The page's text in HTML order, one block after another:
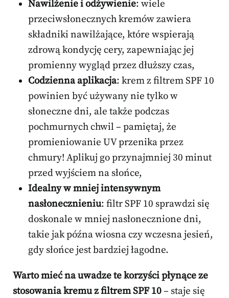
Nawilżenie i odżywienie: wiele
przeciwsłonecznych kremów zawiera
składniki nawilżające, które wspierają
zdrową kondycję cery, zapewniając jej
promienny wygląd przez dłuższy czas,
Codzienna aplikacja: krem z filtrem SPF 10
powinien być używany nie tylko w
słoneczne dni, ale także podczas
pochmurnych chwil – pamiętaj, że
promieniowanie UV przenika przez
chmury! Aplikuj go przynajmniej 30 minut
przed wyjściem na słońce,
Idealny w mniej intensywnym
nasłonecznieniu: filtr SPF 10 sprawdzi się
doskonale w mniej nasłonecznione dni,
takie jak późna wiosna czy wczesna jesień,
gdy słońce jest bardziej łagodne.
Warto mieć na uwadze te korzyści płynące ze
stosowania kremu z filtrem SPF 10– staje się